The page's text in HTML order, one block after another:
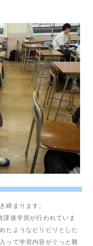
締まります。
後学習が行われていま
たようなピリピリとした
って学習内容がぐっと難